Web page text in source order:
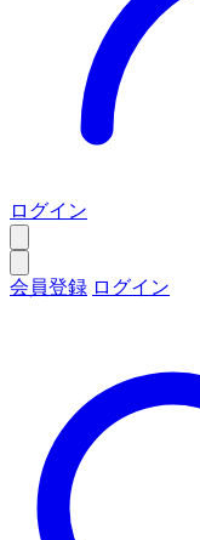
ログイン
会員登録 ログイン